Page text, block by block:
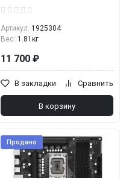
Артикул: 1925304
Вес: 1.81кг
11 700 ₽
В закладки Сравнить
В корзину
Продано